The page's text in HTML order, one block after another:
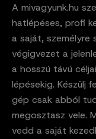
A mivagyunk.hu
hatlépéses, profi
a saját,
végigvezet a
a hosszú távú
lépésekig. Készülj
gép csak abból
megosztasz vele.
vedd a saját